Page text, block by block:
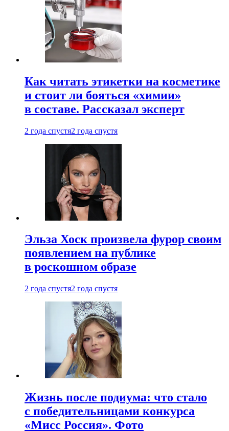
Как читать этикетки на косметике
и стоит ли бояться «химии»
в составе. Рассказал эксперт
2 года спустя2 года спустя
Эльза Хоск произвела фурор своим
появлением на публике
в роскошном образе
2 года спустя2 года спустя
Жизнь после подиума: что стало
с победительницами конкурса
«Мисс Россия». Фото